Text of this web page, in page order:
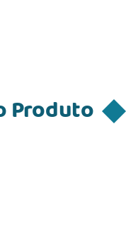
Produto